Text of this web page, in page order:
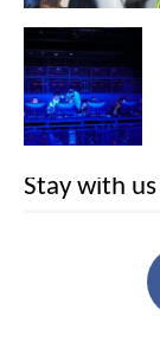
Stay with us